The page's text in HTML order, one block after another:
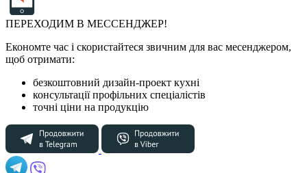
ПЕРЕХОДИМ В МЕССЕНДЖЕР!
Економте час і скористайтеся звичним для вас месенджером,
щоб отримати:
безкоштовний дизайн-проект кухні
консультації профільних спеціалістів
точні ціни на продукцію